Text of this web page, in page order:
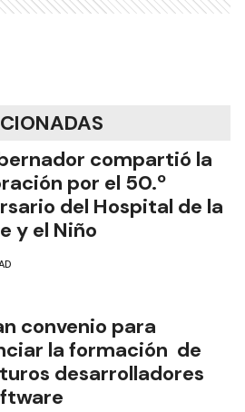
compartió la
por el 50.º
del Hospital de la
y el Niño
convenio para
la formación de
desarrolladores